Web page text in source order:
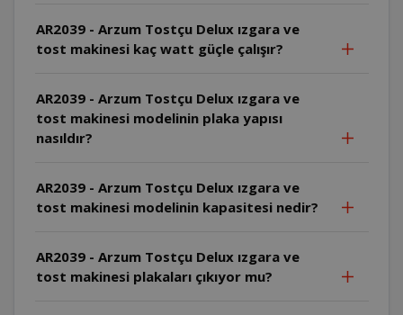
AR2039 - Arzum Tostçu Delux ızgara ve
tost makinesi kaç watt güçle çalışır?
AR2039 - Arzum Tostçu Delux ızgara ve
tost makinesi modelinin plaka yapısı
nasıldır?
AR2039 - Arzum Tostçu Delux ızgara ve
tost makinesi modelinin kapasitesi nedir?
AR2039 - Arzum Tostçu Delux ızgara ve
tost makinesi plakaları çıkıyor mu?